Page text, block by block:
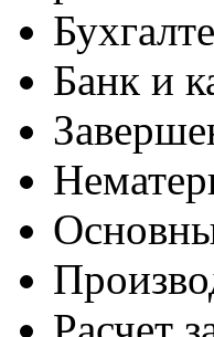
Банк и